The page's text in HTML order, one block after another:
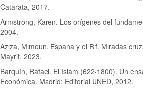
Catarata, 2017.
Armstrong, Karen. Los orígenes del
2004.
Aziza, Mimoun. España y el Rif. Miradas
Mayrit, 2023.
Barquín, Rafael. El Islam (622-1800). Un
Económica. Madrid: Editorial UNED, 2012.